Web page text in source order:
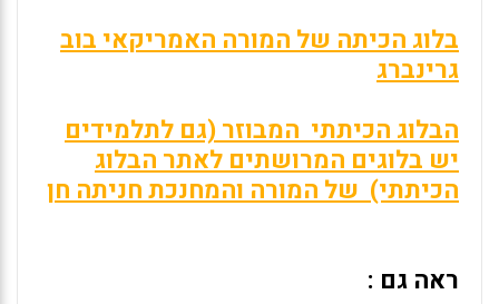
בלוג הכיתה של המורה האמריקאי בוב
גרינברג
הבלוג הכיתתי המבוזר (גם לתלמידים
יש בלוגים המרושתים לאתר הבלוג
הכיתתי) של המורה והמחנכת חניתה חן
ראה גם :